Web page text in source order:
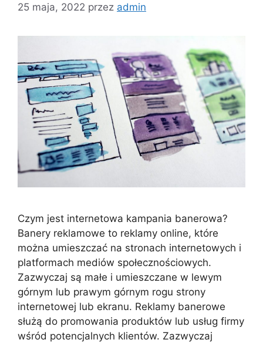
25 maja, 2022 przez admin
Czym jest internetowa kampania banerowa?
Banery reklamowe to reklamy online, które
można umieszczać na stronach internetowych i
platformach mediów społecznościowych.
Zazwyczaj są małe i umieszczane w lewym
górnym lub prawym górnym rogu strony
internetowej lub ekranu. Reklamy banerowe
służą do promowania produktów lub usług firmy
wśród potencjalnych klientów. Zazwyczaj